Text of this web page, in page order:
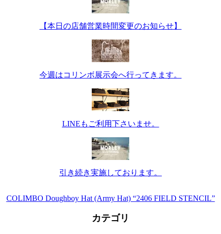
【本日の店舗営業時間変更のお知らせ】
今週はコリンボ展示会へ行ってきます。
LINEもご利用下さいませ。
引き続き実施しております。
COLIMBO Doughboy Hat (Army Hat) “2406 FIELD STENCIL”
カテゴリ